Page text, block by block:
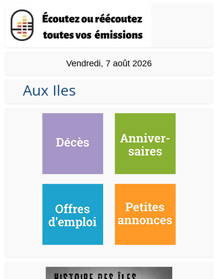
Vendredi, 7 août 2026
Aux Iles